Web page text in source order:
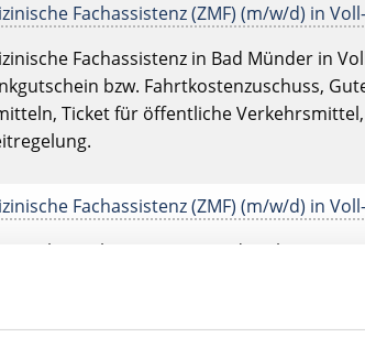
Fachassistenz (ZMF) (m/w/d) in
Fachassistenz in Bad Münder in
bzw. Fahrtkostenzuschuss,
Ticket für öffentliche
Fachassistenz (ZMF) (m/w/d) in
Fachassistenz in Bad Säckingen
Erreichbarkeit mit öffentlichen